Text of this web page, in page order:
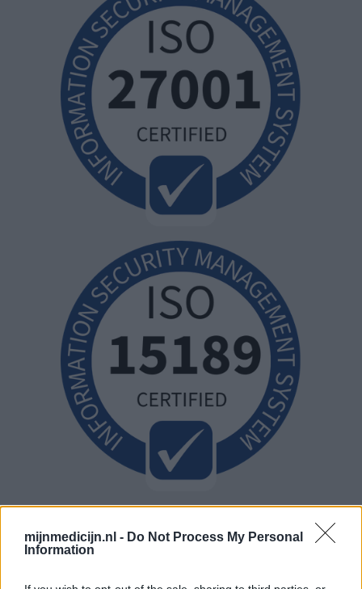
mijnmedicijn.nl - Do Not Process My Personal
Information